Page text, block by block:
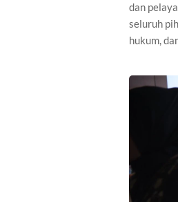
dan
seluruh
hukum,